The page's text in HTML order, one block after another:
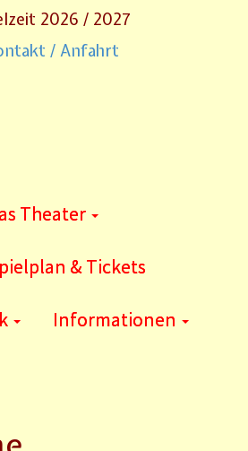
2026 / 2027
/ Anfahrt
Theater
& Tickets
Informationen